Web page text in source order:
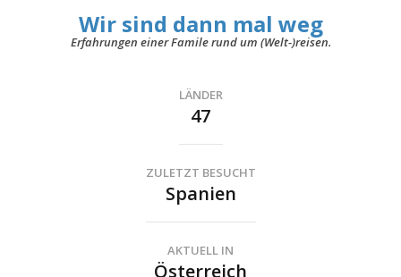
Wir sind dann mal weg
Erfahrungen einer Famile rund um (Welt-)reisen.
LÄNDER
47
ZULETZT BESUCHT
Spanien
AKTUELL IN
Österreich